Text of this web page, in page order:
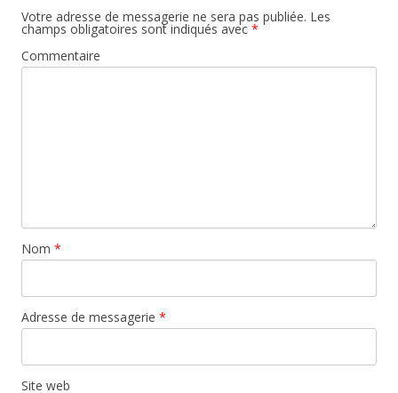
Votre adresse de messagerie ne sera pas publiée. Les
champs obligatoires sont indiqués avec *
Commentaire
Nom *
Adresse de messagerie *
Site web